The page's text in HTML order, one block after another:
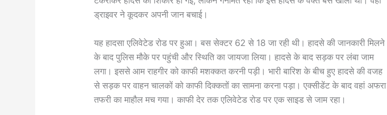
ड्राइवर ने कूदकर अपनी जान बचाई।
यह हादसा एलिवेटेड रोड पर हुआ। बस सेक्टर 62 से 18 जा रही थी। हादसे की जानकारी मिलने
के बाद पुलिस मौके पर पहुंची और स्थिति का जायजा लिया। हादसे के बाद सड़क पर लंबा जाम
लगा। इससे आम राहगीर को काफी मशक्कत करनी पड़ी। भारी बारिश के बीच हुए हादसे की वजह
से सड़क पर वाहन चालकों को काफी दिक्कतों का सामना करना पड़ा। एक्सीडेंट के बाद वहां अफरा
तफरी का माहौल मच गया। काफी देर तक एलिवेटेड रोड पर एक साइड से जाम रहा।